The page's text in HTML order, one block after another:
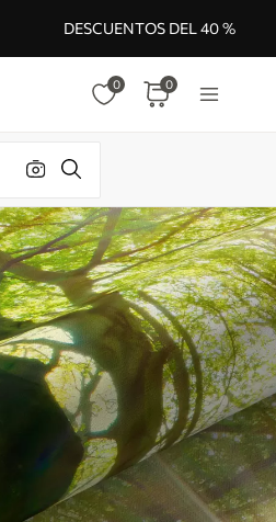
DESCUENTOS DEL 40 %
0 0